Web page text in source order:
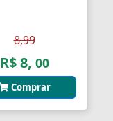
8,99
R$ 8, 00
Comprar